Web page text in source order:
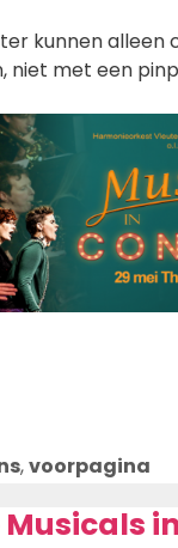
kunnen alleen
niet met een
,voorpagina